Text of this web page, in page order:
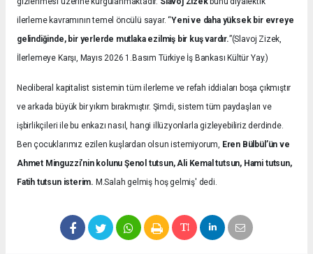
ilerleme kavramının temel öncülü sayar. “Yeni ve daha yüksek bir evreye
gelindiğinde, bir yerlerde mutlaka ezilmiş bir kuş vardır.”(Slavoj Zizek,
İlerlemeye Karşı, Mayıs 2026 1.Basım Türkiye İş Bankası Kültür Yay.)
Neoliberal kapitalist sistemin tüm ilerleme ve refah iddiaları boşa çıkmıştır
ve arkada büyük bir yıkım bırakmıştır. Şimdi, sistem tüm paydaşları ve
işbirlikçileri ile bu enkazı nasıl, hangi illüzyonlarla gizleyebiliriz derdinde.
Ben çocuklarımız ezilen kuşlardan olsun istemiyorum, Eren Bülbül’ün ve
Ahmet Minguzzi’nin kolunu Şenol tutsun, Ali Kemal tutsun, Hami tutsun,
Fatih tutsun isterim. M.Salah gelmiş hoş gelmiş' dedi.